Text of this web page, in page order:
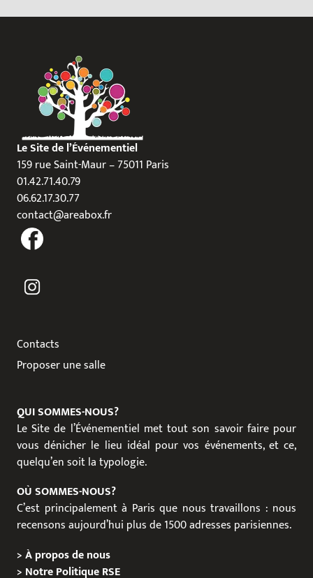
Le Site de l’Événementiel
159 rue Saint-Maur – 75011 Paris
01.42.71.40.79
06.62.17.30.77
contact@areabox.fr
Contacts
Proposer une salle
QUI SOMMES-NOUS?
Le Site de l’Événementiel met tout son savoir faire pour
vous dénicher le lieu idéal pour vos événements, et ce,
quelqu’en soit la typologie.
OÙ SOMMES-NOUS?
C’est principalement à Paris que nous travaillons : nous
recensons aujourd’hui plus de 1500 adresses parisiennes.
>À propos de nous
> Notre Politique RSE